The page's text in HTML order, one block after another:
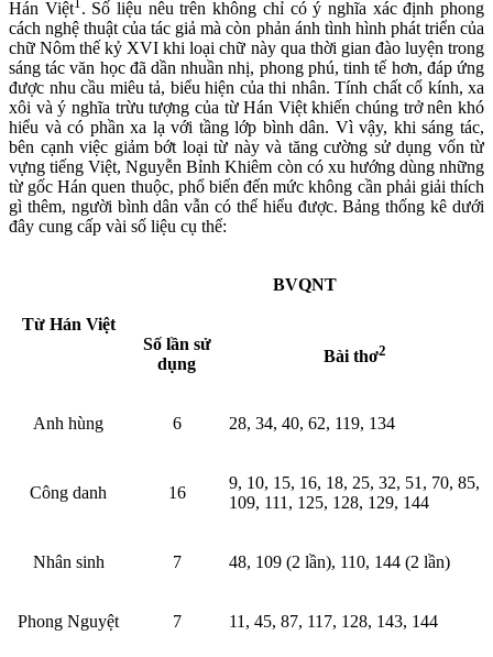
Hán Việt . Số liệu nêu trên không chỉ có ý nghĩa xác định phong
cách nghệ thuật của tác giả mà còn phản ánh tình hình phát triển của
chữ Nôm thế kỷ XVI khi loại chữ này qua thời gian đào luyện trong
sáng tác văn học đã dần nhuần nhị, phong phú, tinh tế hơn, đáp ứng
được nhu cầu miêu tả, biểu hiện của thi nhân. Tính chất cổ kính, xa
xôi và ý nghĩa trừu tượng của từ Hán Việt khiến chúng trở nên khó
hiểu và có phần xa lạ với tầng lớp bình dân. Vì vậy, khi sáng tác,
bên cạnh việc giảm bớt loại từ này và tăng cường sử dụng vốn từ
vựng tiếng Việt, Nguyễn Bỉnh Khiêm còn có xu hướng dùng những
từ gốc Hán quen thuộc, phổ biến đến mức không cần phải giải thích
gì thêm, người bình dân vẫn có thể hiểu được. Bảng thống kê dưới
đây cung cấp vài số liệu cụ thể:
Từ Hán Việt
BVQNT
Số lần sử
dụng
Bài thơ2
Anh hùng 6 28, 34, 40, 62, 119, 134
Công danh 16
9, 10, 15, 16, 18, 25, 32, 51, 70, 85,
109, 111, 125, 128, 129, 144
Nhân sinh 7 48, 109 (2 lần), 110, 144 (2 lần)
Phong Nguyệt 7 11, 45, 87, 117, 128, 143, 144